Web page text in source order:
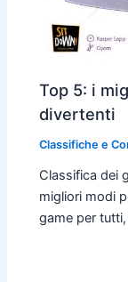
Top 5: i
divertenti
Classifiche e
Classifica dei
migliori modi
game per